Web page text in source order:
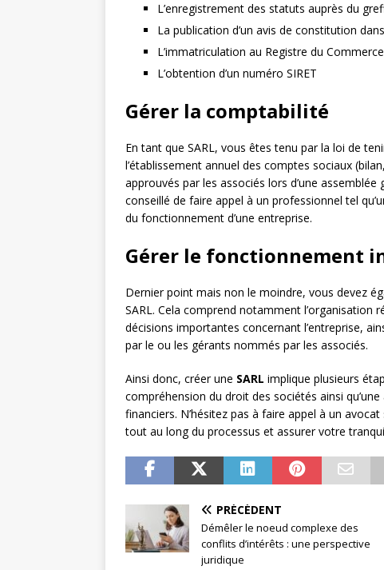
L’enregistrement des statuts auprès du
La publication d’un avis de constitution
L’immatriculation au Registre du
L’obtention d’un numéro SIRET
Gérer la comptabilité
En tant que SARL, vous êtes tenu par la loi de
l’établissement annuel des comptes sociaux
approuvés par les associés lors d’une
conseillé de faire appel à un professionnel tel
du fonctionnement d’une entreprise.
Gérer le fonctionnement
Dernier point mais non le moindre, vous devez
SARL. Cela comprend notamment l’organisation
décisions importantes concernant l’entreprise,
par le ou les gérants nommés par les associés.
Ainsi donc, créer une SARL implique plusieurs
compréhension du droit des sociétés ainsi
financiers. N’hésitez pas à faire appel à un
tout au long du processus et assurer votre
PRÉCÉDENT
Démêler le noeud complexe des
conflits d’intérêts : une perspective
juridique